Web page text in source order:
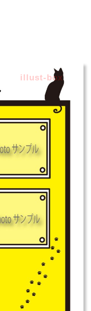
illust-box